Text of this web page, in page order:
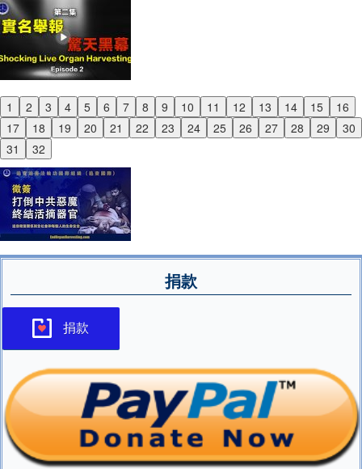
1 2 3 4 5 6 7 8 9 10 11 12 13 14 15
16
17
18 19 20 21 22 23 24 25 26 27 28 29
30
31
32
Previous
Next
捐款
捐款